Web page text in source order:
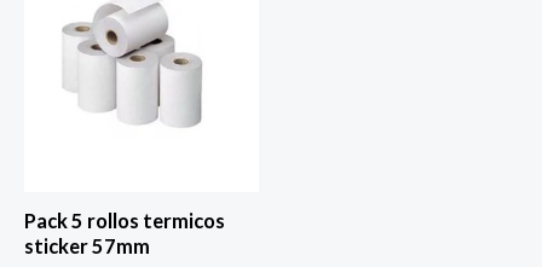
Pack 5 rollos termicos
sticker 57mm